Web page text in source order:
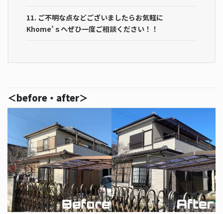
11. ご不明な点などございましたらお気軽に
Khome’ｓへぜひ一度ご相談ください！！
＜before・after＞